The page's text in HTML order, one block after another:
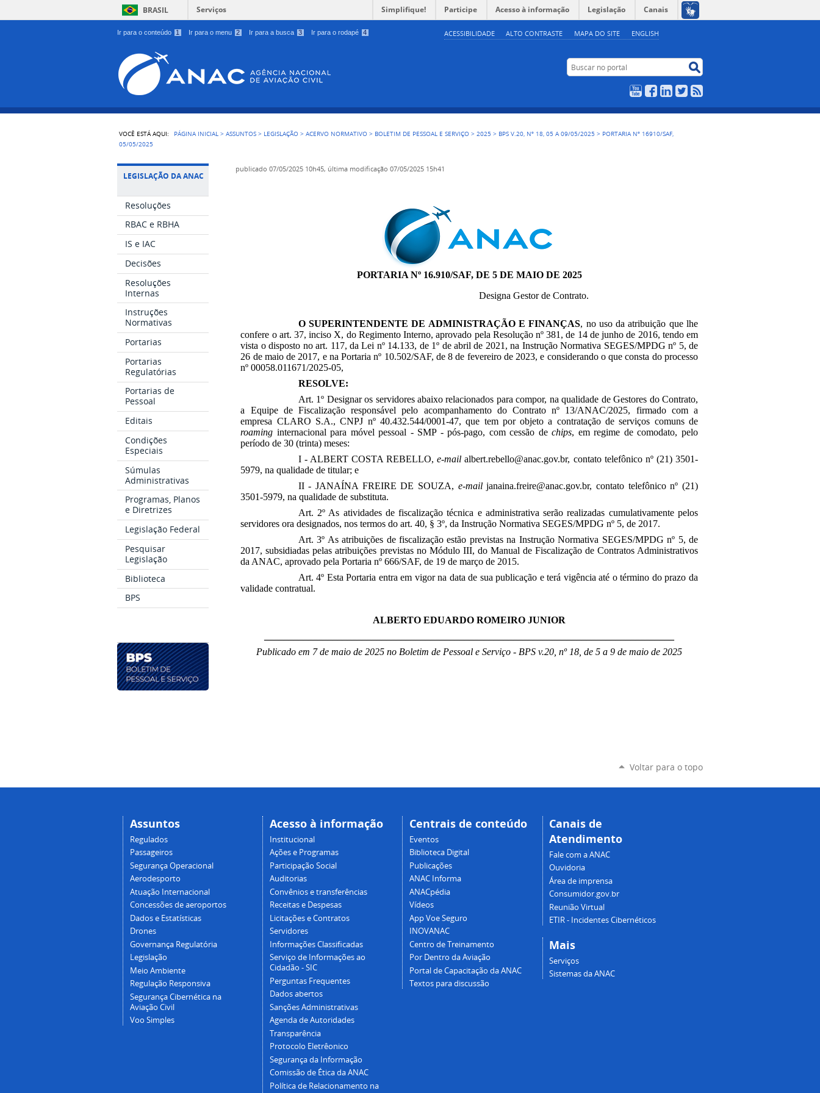
Ir para o conteúdo 1 Ir para o menu 2 Ir para a busca 3 Ir para o rodapé 4 ACESSIBILIDADE ALTO CONTRASTE MAPA DO SITE ENGLISH
BRASIL Serviços Simplifique! Participe Acesso à informação Legislação Canais
Buscar no portal
YouTubeFacebookLinkedIn
Twitter
VOCÊ ESTÁ AQUI: PÁGINA INICIAL >ASSUNTOS > LEGISLAÇÃO >ACERVO NORMATIVO > BOLETIM DE PESSOAL E SERVIÇO >2025 > BPS V.20, Nº 18, 05 A 09/05/2025 > PORTARIA Nº 16910/SAF,
05/05/2025
LEGISLAÇÃO DA ANAC
Resoluções
RBAC e RBHA
IS e IAC
Decisões
Resoluções
Internas
Instruções
Normativas
Portarias
Portarias
Regulatórias
Portarias de
Pessoal
Editais
Condições
Especiais
Súmulas
Administrativas
Programas, Planos
e Diretrizes
Legislação Federal
Pesquisar
Legislação
Biblioteca
BPS
publicado 07/05/2025 10h45, última modificação 07/05/2025 15h41
PORTARIA Nº 16.910/SAF, DE 5 DE MAIO DE 2025
Designa Gestor de Contrato.
O SUPERINTENDENTE DE ADMINISTRAÇÃO E FINANÇAS, no uso da atribuição que lhe
confere o art. 37, inciso X, do Regimento Interno, aprovado pela Resolução nº 381, de 14 de junho de 2016, tendo em
vista o disposto no art. 117, da Lei nº 14.133, de 1º de abril de 2021, na Instrução Normativa SEGES/MPDG nº 5, de
26 de maio de 2017, e na Portaria nº 10.502/SAF, de 8 de fevereiro de 2023, e considerando o que consta do processo
nº 00058.011671/2025-05,
RESOLVE:
Art. 1º Designar os servidores abaixo relacionados para compor, na qualidade de Gestores do Contrato,
a Equipe de Fiscalização responsável pelo acompanhamento do Contrato nº 13/ANAC/2025, firmado com a
empresa CLARO S.A., CNPJ nº 40.432.544/0001-47, que tem por objeto a contratação de serviços comuns de
roaming internacional para móvel pessoal - SMP - pós-pago, com cessão dechips, em regime de comodato, pelo
período de 30 (trinta) meses:
I - ALBERT COSTA REBELLO,e-mail albert.rebello@anac.gov.br, contato telefônico nº (21) 3501-
5979, na qualidade de titular; e
II - JANAÍNA FREIRE DE SOUZA, e-mailjanaina.freire@anac.gov.br, contato telefônico nº (21)
3501-5979, na qualidade de substituta.
Art. 2º As atividades de fiscalização técnica e administrativa serão realizadas cumulativamente pelos
servidores ora designados, nos termos do art. 40, § 3º, da Instrução Normativa SEGES/MPDG nº 5, de 2017.
Art. 3º As atribuições de fiscalização estão previstas na Instrução Normativa SEGES/MPDG nº 5, de
2017, subsidiadas pelas atribuições previstas no Módulo III, do Manual de Fiscalização de Contratos Administrativos
da ANAC, aprovado pela Portaria nº 666/SAF, de 19 de março de 2015.
Art. 4º Esta Portaria entra em vigor na data de sua publicação e terá vigência até o término do prazo da
validade contratual.
ALBERTO EDUARDO ROMEIRO JUNIOR
Publicado em 7 de maio de 2025 no Boletim de Pessoal e Serviço - BPS v.20, nº 18, de 5 a 9 de maio de 2025
Voltar para o topo
Assuntos
Regulados
Passageiros
Segurança Operacional
Aerodesporto
Atuação Internacional
Concessões de aeroportos
Dados e Estatísticas
Drones
Governança Regulatória
Legislação
Meio Ambiente
Regulação Responsiva
Segurança Cibernética na
Aviação Civil
Voo Simples
Acesso à informação
Institucional
Ações e Programas
Participação Social
Auditorias
Convênios e transferências
Receitas e Despesas
Licitações e Contratos
Servidores
Informações Classificadas
Serviço de Informações ao
Cidadão - SIC
Perguntas Frequentes
Dados abertos
Sanções Administrativas
Agenda de Autoridades
Transparência
Protocolo Eletrêonico
Segurança da Informação
Comissão de Ética da ANAC
Política de Relacionamento na
Centrais de conteúdo
Eventos
Biblioteca Digital
Publicações
ANAC Informa
ANACpédia
Vídeos
App Voe Seguro
INOVANAC
Centro de Treinamento
Por Dentro da Aviação
Portal de Capacitação da ANAC
Textos para discussão
Canais de
Atendimento
Fale com a ANAC
Ouvidoria
Área de imprensa
Consumidor.gov.br
Reunião Virtual
ETIR - Incidentes Cibernéticos
Mais
Serviços
Sistemas da ANAC